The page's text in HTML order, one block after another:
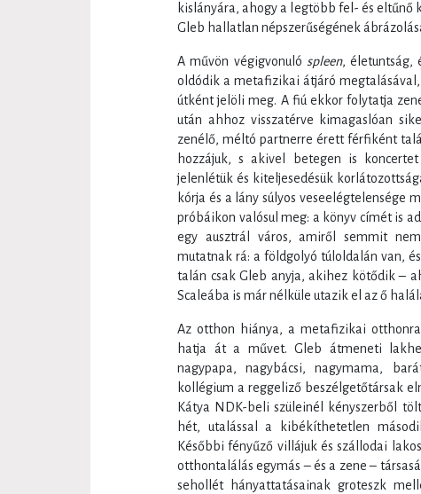
kislányára, ahogy a legtöbb fel- és
Gleb hallatlan népszerűségének
A művön végigvonuló spleen, életuntság,
oldódik a metafizikai átjáró
útként jelöli meg. A fiú ekkor folytatja
után ahhoz visszatérve kimagaslóan
zenélő, méltó partnerre érett férfiként
hozzájuk, s akivel betegen is
jelenlétük és kiteljesedésük
kórja és a lány súlyos veseelégtelensége
próbáikon valósul meg: a könyv címét is
egy ausztrál város, amiről semmit
mutatnak rá: a földgolyó túloldalán van,
talán csak Gleb anyja, akihez kötődik –
Scaleába is már nélküle utazik el az ő
Az otthon hiánya, a metafizikai
hatja át a művet. Gleb átmeneti
nagypapa, nagybácsi, nagymama,
kollégium a reggeliző beszélgetőtársak
Kátya NDK-beli szüleinél kényszerből
hét, utalással a kibékíthetetlen
Későbbi fényűző villájuk és szállodai
otthontalálás egymás – és a zene –
sehollét hányattatásainak groteszk